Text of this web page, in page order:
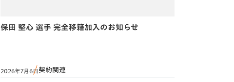
保田 堅心 選手 完全移籍加入のお知らせ
2026年7月6日 契約関連